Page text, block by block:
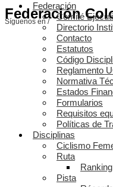
Federación
Síguenos en /
Federación
Comité
Directorio
Contacto
Estatutos
Código
Reglamento
Normativa
Estados
Formularios
Requisitos
Políticas de
Disciplinas
Ciclismo
Ruta
Pista